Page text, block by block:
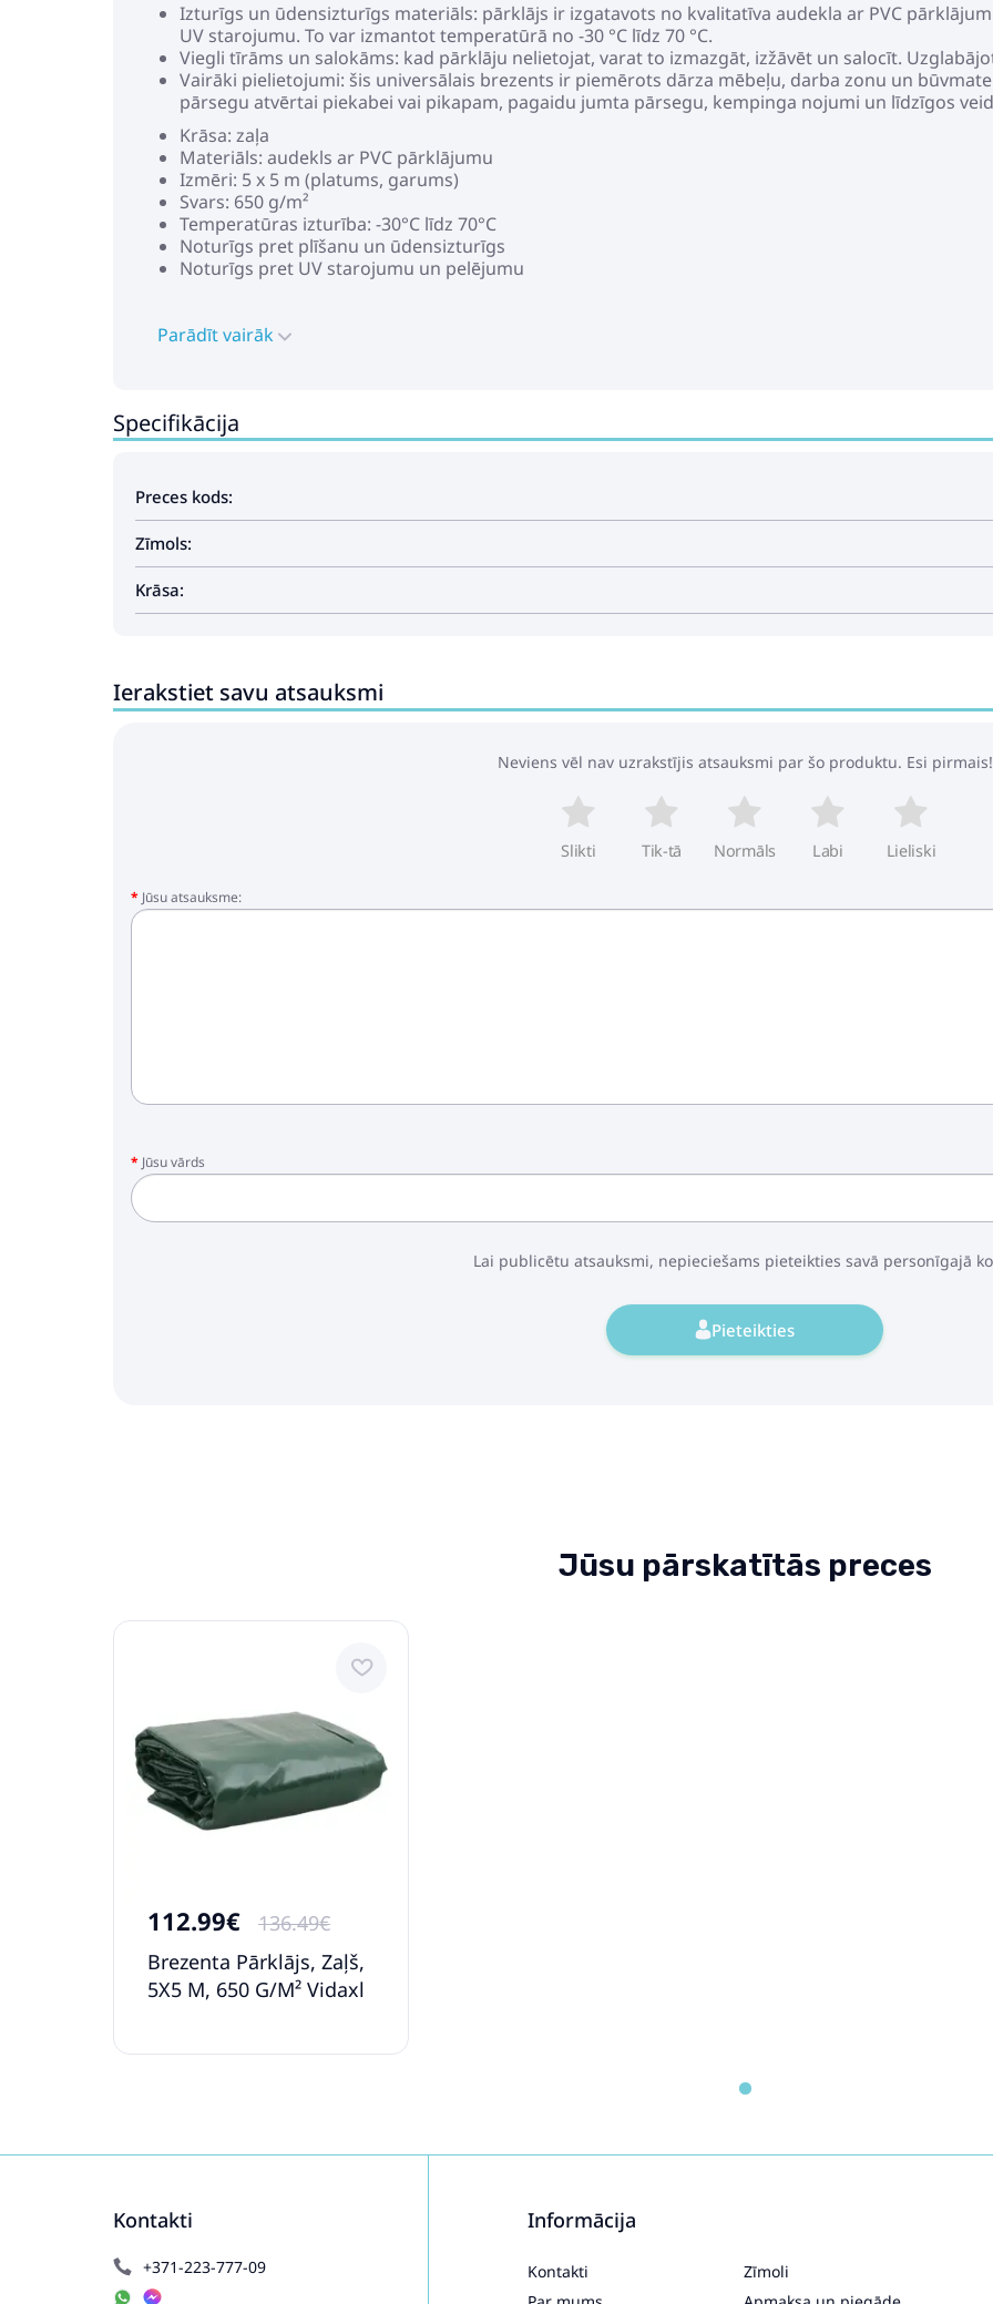
Izturīgs un ūdensizturīgs materiāls: pārklājs ir izgatavots no kvalitatīva audekla ar PVC
UV starojumu. To var izmantot temperatūrā no -30 °C līdz 70 °C.
Viegli tīrāms un salokāms: kad pārklāju nelietojat, varat to izmazgāt, izžāvēt un salocīt.
Vairāki pielietojumi: šis universālais brezents ir piemērots dārza mēbeļu, darba zonu un
pārsegu atvērtai piekabei vai pikapam, pagaidu jumta pārsegu, kempinga nojumi un līdzīgos
Krāsa: zaļa
Materiāls: audekls ar PVC pārklājumu
Izmēri: 5 x 5 m (platums, garums)
Svars: 650 g/m²
Temperatūras izturība: -30°C līdz 70°C
Noturīgs pret plīšanu un ūdensizturīgs
Noturīgs pret UV starojumu un pelējumu
Parādīt vairāk
Specifikācija
Preces kods:
Zīmols:
Krāsa:
Ierakstiet savu atsauksmi
Neviens vēl nav uzrakstījis atsauksmi par šo produktu. Esi pirmais!
Slikti Tik-tā Normāls Labi Lieliski
Jūsu atsauksme:
Jūsu vārds
Lai publicētu atsauksmi, nepieciešams pieteikties savā personīgajā
Pieteikties
Jūsu pārskatītās preces
112.99€
136.49€
Brezenta Pārklājs, Zaļš,
5X5 M, 650 G/M² Vidaxl
Kontakti
+371-223-777-09
Informācija
Kontakti
Zīmoli